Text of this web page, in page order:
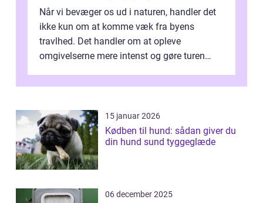
Når vi bevæger os ud i naturen, handler det
ikke kun om at komme væk fra byens
travlhed. Det handler om at opleve
omgivelserne mere intenst og gøre turen
15 januar 2026
Kødben til hund: sådan giver du
din hund sund tyggeglæde
06 december 2025